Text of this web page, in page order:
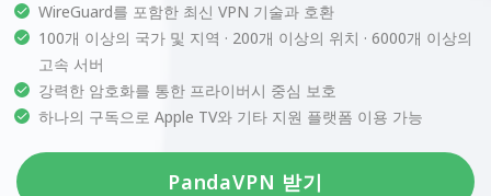
WireGuard를 포함한 최신 VPN 기술과 호환
100개 이상의 국가 및 지역 · 200개 이상의 위치 · 6000개 이상의
고속 서버
강력한 암호화를 통한 프라이버시 중심 보호
하나의 구독으로 Apple TV와 기타 지원 플랫폼 이용 가능
PandaVPN 받기